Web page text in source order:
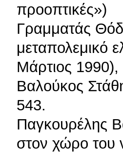
προοπτικές»)
Γραμματάς
μεταπολεμικό
Μάρτιος
Βαλούκος
543.
Παγκουρέλης
στον χώρο του